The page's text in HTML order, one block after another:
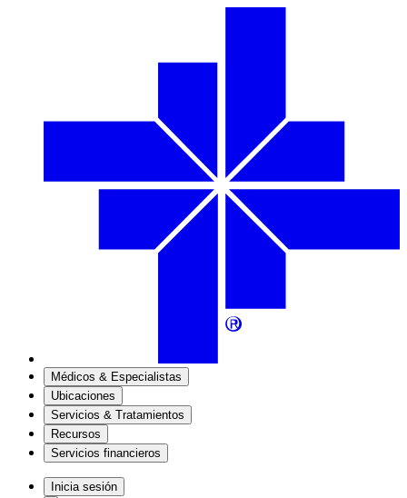
Médicos & Especialistas
Ubicaciones
Servicios & Tratamientos
Recursos
Servicios financieros
Inicia sesión